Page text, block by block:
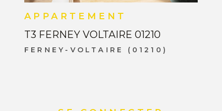
APPARTEMENT
T3 FERNEY VOLTAIRE 01210
FERNEY-VOLTAIRE (01210)